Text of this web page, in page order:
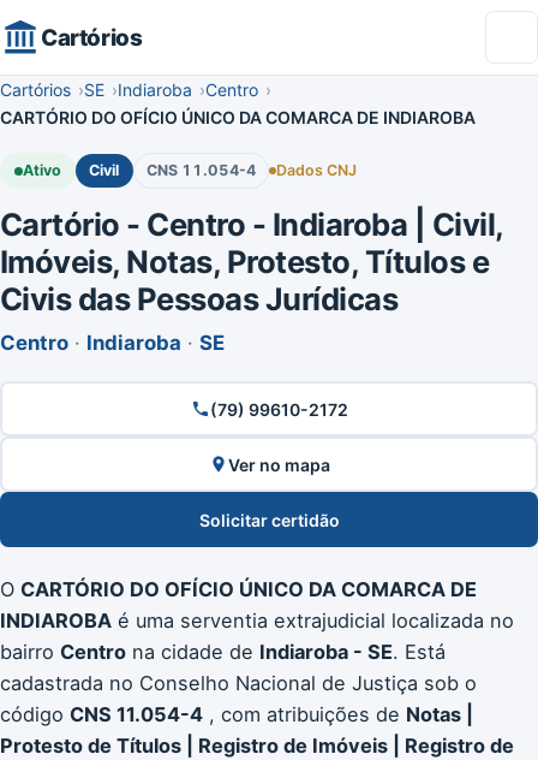
Cartórios
Cartórios SE Indiaroba
Centro
CARTÓRIO DO OFÍCIO ÚNICO DA COMARCA DE INDIAROBA
Ativo Civil CNS 11.054-4 Dados CNJ
Cartório - Centro - Indiaroba | Civil,
Imóveis, Notas, Protesto, Títulos e
Civis das Pessoas Jurídicas
Centro · Indiaroba · SE
(79) 99610-2172
Ver no mapa
Solicitar certidão
O CARTÓRIO DO OFÍCIO ÚNICO DA COMARCA DE
INDIAROBA é uma serventia extrajudicial localizada no
bairro Centro na cidade de Indiaroba - SE. Está
cadastrada no Conselho Nacional de Justiça sob o
código CNS 11.054-4 , com atribuições de Notas |
Protesto de Títulos | Registro de Imóveis | Registro de